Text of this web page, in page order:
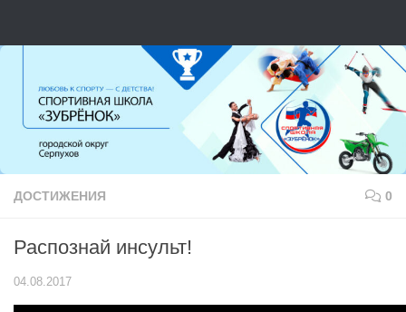
ДОСТИЖЕНИЯ 0
Распознай инсульт!
04.08.2017